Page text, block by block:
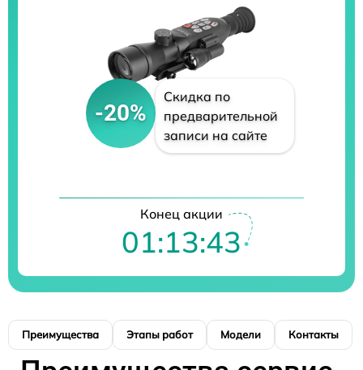
-20%
Скидка по
предварительной
записи на сайте
Конец акции
01:13:42
Преимущества Этапы работ Модели Контакты